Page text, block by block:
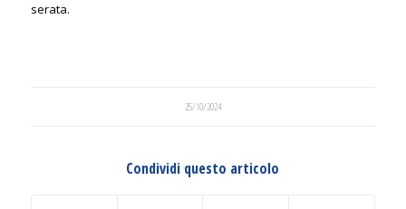
serata.
25/10/2024
Condividi questo articolo